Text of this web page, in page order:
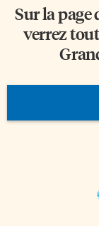
Sur la
verrez